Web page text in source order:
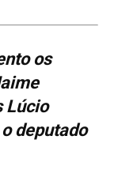
os
Lúcio
deputado